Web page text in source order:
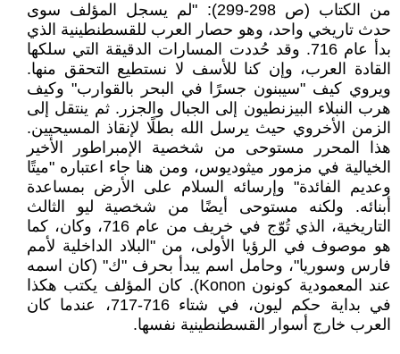
من الكتاب (ص 298-299): "لم يسجل المؤلف سوى
حدث تاريخي واحد، وهو حصار العرب للقسطنطينية الذي
بدأ عام 716. وقد حُددت المسارات الدقيقة التي سلكها
القادة العرب، وإن كنا للأسف لا نستطيع التحقق منها.
ويروي كيف "سيبنون جسرًا في البحر بالقوارب" وكيف
هرب النبلاء البيزنطيون إلى الجبال والجزر. ثم ينتقل إلى
الزمن الأخروي حيث يرسل الله بطلًا لإنقاذ المسيحيين.
هذا المحرر مستوحى من شخصية الإمبراطور الأخير
الخيالية في مزمور ميثوديوس، ومن هنا جاء اعتباره "ميتًا
وعديم الفائدة" وإرسائه السلام على الأرض بمساعدة
أبنائه. ولكنه مستوحى أيضًا من شخصية ليو الثالث
التاريخية، الذي تُوّج في خريف من عام 716، وكان، كما
هو موصوف في الرؤيا الأولى، من "البلاد الداخلية لأمم
فارس وسوريا"، وحامل اسم يبدأ بحرف "ك" (كان اسمه
عند المعمودية كونون Konon). كان المؤلف يكتب هكذا
في بداية حكم ليون، في شتاء 716-717، عندما كان
العرب خارج أسوار القسطنطينية نفسها.